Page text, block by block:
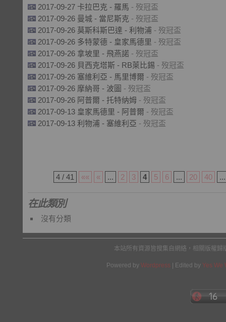
2017-09-27 卡拉巴克 - 羅馬 - 歿冠盃
2017-09-26 曼城 - 當尼斯克 - 歿冠盃
2017-09-26 莫斯科斯巴達 - 利物浦 - 歿冠盃
2017-09-26 多特蒙德 - 皇家馬德里 - 歿冠盃
2017-09-26 拿坡里 - 飛燕諾 - 歿冠盃
2017-09-26 貝西克塔斯 - RB萊比錫 - 歿冠盃
2017-09-26 塞維利亞 - 馬里博爾 - 歿冠盃
2017-09-26 摩納哥 - 波圖 - 歿冠盃
2017-09-26 阿普爾 - 托特纳姆 - 歿冠盃
2017-09-13 皇家馬德里 - 阿普爾 - 歿冠盃
2017-09-13 利物浦 - 塞維利亞 - 歿冠盃
4 / 41 «« « ... 2 3 4 5 6 ... 20 40 ...
在此類別
沒有分類
本站所有資源皆搜集自網絡，相關版權
Powered by Wordpress | Edited by Yes We